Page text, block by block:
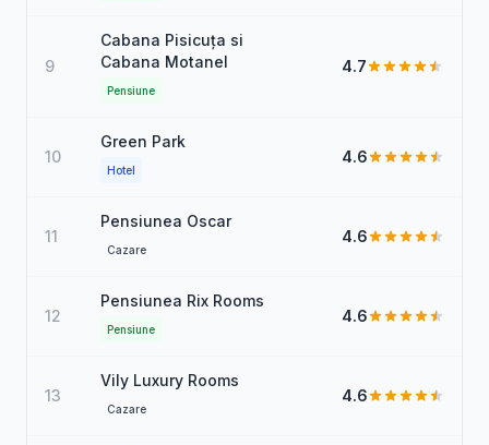
9
Cabana Pisicuța si
Cabana Motanel
Pensiune
4.7
10
Green Park
Hotel
4.6
11
Pensiunea Oscar
Cazare
4.6
12
Pensiunea Rix Rooms
Pensiune
4.6
13
Vily Luxury Rooms
Cazare
4.6